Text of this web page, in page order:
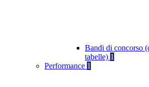
Bandi di concorso
tabelle) 1
Performance 1